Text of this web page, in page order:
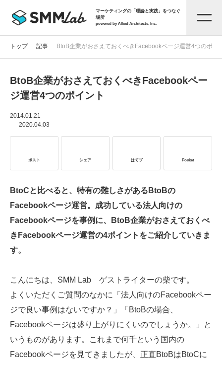
マーケティングの「理論と実践」をつなぐ
場所
powered by Allied Architects, Inc.
記事一覧
サービス資料
SMMLabについて
トップ 記事 BtoB企業がおさえておくべきFacebookページ運営4つのポイ
BtoB企業がおさえておくべきFacebookペー
ジ運営4つのポイント
2014.01.21
2020.04.03
ポスト シェア はてブ Pocket
BtoCと比べると、特有の難しさがあるBtoBの
Facebookページ運営。成功している法人向けの
Facebookページを事例に、BtoB企業がおさえておくべ
きFacebookページ運営の4ポイントをご紹介していきま
す。
こんにちは、SMM Lab ゲストライターの柴です。
よくいただくご質問のなかに「法人向けのFacebookペー
ジで良い事例はないですか？」「BtoBの場合、
Facebookページは盛り上がりにくいのでしょうか。」と
いうものがあります。これまで何千という国内の
Facebookページを見てきましたが、正直BtoBはBtoCに